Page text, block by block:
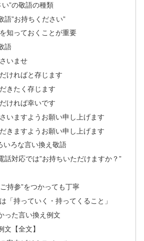
”の敬語の種類
語”お持ちください”
知っておくことが重要
語
いませ
ければと存じます
きたく存じます
ければ幸いです
いますようお願い申し上げます
きますようお願い申し上げます
ろな言い換え敬語
話対応では”お持ちいただけますか？”
持参”をつかっても丁寧
「持っていく・持ってくること」
った言い換え例文
文【全文】